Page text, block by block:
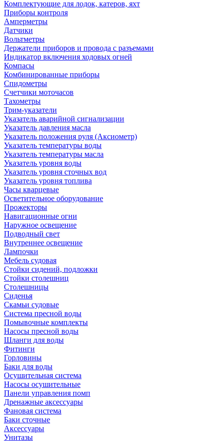
Комплектующие для лодок, катеров, яхт
Приборы контроля
Амперметры
Датчики
Вольтметры
Держатели приборов и провода с разъемами
Индикатор включения ходовых огней
Компасы
Комбинированные приборы
Спидометры
Счетчики моточасов
Тахометры
Трим-указатели
Указатель аварийной сигнализации
Указатель давления масла
Указатель положения руля (Аксиометр)
Указатель температуры воды
Указатель температуры масла
Указатель уровня воды
Указатель уровня сточных вод
Указатель уровня топлива
Часы кварцевые
Осветительное оборудование
Прожекторы
Навигационные огни
Наружное освещение
Подводный свет
Внутреннее освещение
Лампочки
Мебель судовая
Стойки сидений, подложки
Стойки столешниц
Столешницы
Сиденья
Скамьи судовые
Система пресной воды
Помывочные комплекты
Насосы пресной воды
Шланги для воды
Фитинги
Горловины
Баки для воды
Осушительная система
Насосы осушительные
Панели управления помп
Дренажные аксессуары
Фановая система
Баки сточные
Аксессуары
Унитазы